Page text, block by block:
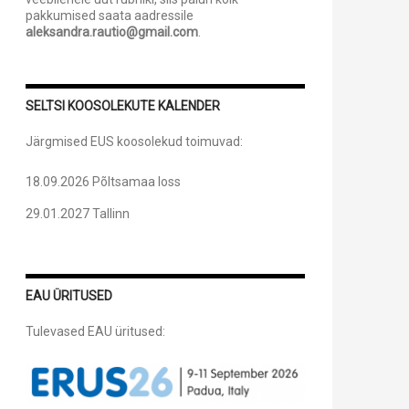
pakkumised saata aadressile
aleksandra.rautio@gmail.com
SELTSI KOOSOLEKUTE KALENDER
Järgmised EUS koosolekud toimuvad:
18.09.2026 Põltsamaa loss
29.01.2027 Tallinn
EAU ÜRITUSED
Tulevased EAU üritused: